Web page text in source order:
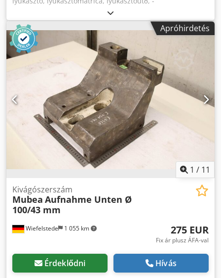
lyukasztószerszám: köztes elem -furat: átmérő 65 mm
Crjdpfx Aeznklqomasf -méretek: lásd a képeket -méret:
370/250/H125 mm -súly: 46,7 kg
Apróhirdetés
1 / 11
Wiefelstede 1 055 km
Kivágószerszám
Mubea Aufnahme Unten Ø
100/43 mm
275 EUR
Fix ár plusz ÁFA-val
Érdeklődni Hívás